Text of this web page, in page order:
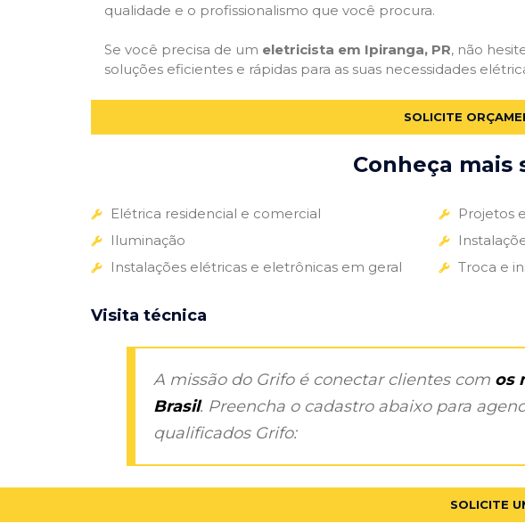
qualidade e o profissionalismo que você procura.
Se você precisa de um eletricista em Ipiranga, PR, não
soluções eficientes e rápidas para as suas necessidades
SOLICITE
Conheça mais
Elétrica residencial e comercial
Iluminação
Instalações elétricas e eletrônicas em geral
Projetos
Troca e
Visita técnica
A missão do Grifo é conectar clientes com os
Brasil. Preencha o cadastro abaixo para
qualificados Grifo:
SOLICITE